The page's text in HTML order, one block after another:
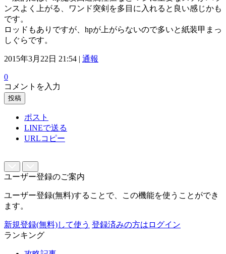
ンスよく上がる、ワンド突剣を多目に入れると良い感じかも
です。
ロッドもありですが、hpが上がらないので多いと紙装甲まっ
しぐらです。
2015年3月22日 21:54 | 通報
0
コメントを入力
投稿
ポスト
LINEで送る
URLコピー
ユーザー登録のご案内
ユーザー登録(無料)することで、この機能を使うことができ
ます。
新規登録(無料)して使う 登録済みの方はログイン
ランキング